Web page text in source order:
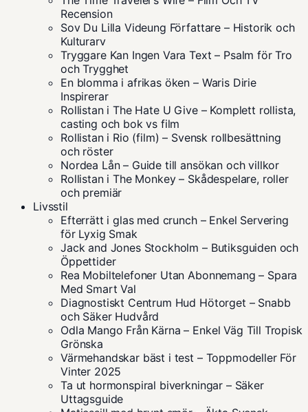
Recension
Sov Du Lilla Videung Författare – Historik och
Kulturarv
Tryggare Kan Ingen Vara Text – Psalm för Tro
och Trygghet
En blomma i afrikas öken – Waris Dirie
Inspirerar
Rollistan i The Hate U Give – Komplett rollista,
casting och bok vs film
Rollistan i Rio (film) – Svensk rollbesättning
och röster
Nordea Lån – Guide till ansökan och villkor
Rollistan i The Monkey – Skådespelare, roller
och premiär
Livsstil
Efterrätt i glas med crunch – Enkel Servering
för Lyxig Smak
Jack and Jones Stockholm – Butiksguiden och
Öppettider
Rea Mobiltelefoner Utan Abonnemang – Spara
Med Smart Val
Diagnostiskt Centrum Hud Hötorget – Snabb
och Säker Hudvård
Odla Mango Från Kärna – Enkel Väg Till Tropisk
Grönska
Värmehandskar bäst i test – Toppmodeller För
Vinter 2025
Ta ut hormonspiral biverkningar – Säker
Uttagsguide